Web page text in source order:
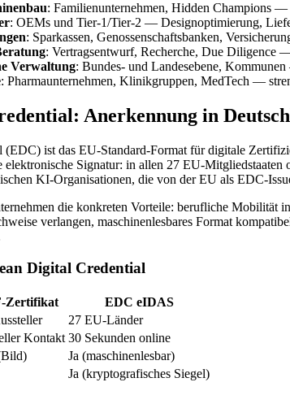
: Familienunternehmen, Hidden Champions
: OEMs und Tier-1/Tier-2 — Designoptimierung,
: Sparkassen, Genossenschaftsbanken,
: Vertragsentwurf, Recherche, Due Diligence
Verwaltung: Bundes- und Landesebene,
: Pharmaunternehmen, Klinikgruppen, MedTech —
Anerkennung in
(EDC) ist das EU-Standard-Format für digitale
Signatur: in allen 27 EU-
KI-Organisationen, die von der EU als EDC-
die konkreten Vorteile: berufliche
verlangen, maschinenlesbares Format
Digital Credential
Zertifikat
EDC eIDAS
27 EU-Länder
Kontakt 30 Sekunden online
Ja (maschinenlesbar)
Ja (kryptografisches Siegel)